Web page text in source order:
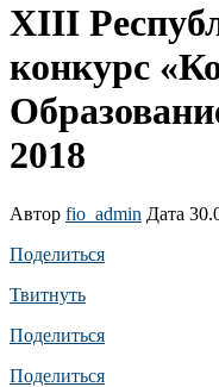
XIII
конкурс
2018
Автор fio_admin Дата
Поделиться
Твитнуть
Поделиться
Поделиться